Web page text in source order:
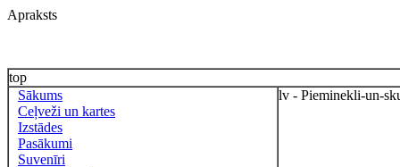
Apraksts
top
Sākums
Ceļveži un kartes
Izstādes
Pasākumi
Suvenīri
lv - Pieminekli-un-